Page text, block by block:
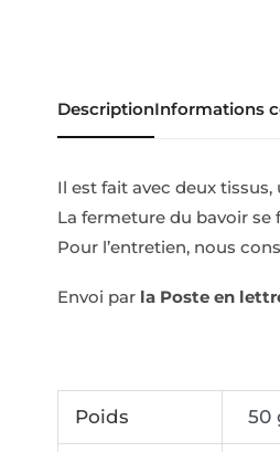
DescriptionInformations
Il est fait avec deux
La fermeture du bavoir se
Pour l’entretien, nous
Envoi par la Poste en
Poids 50